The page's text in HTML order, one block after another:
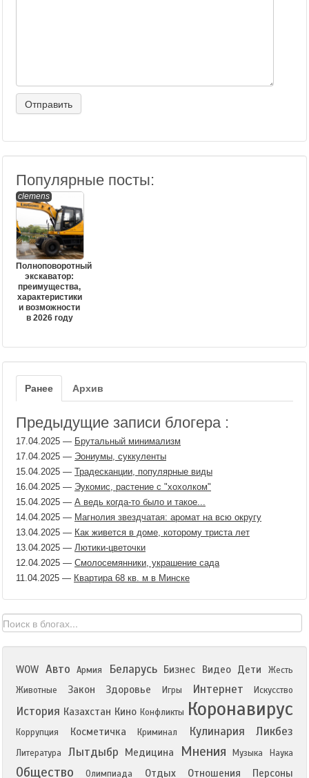
Популярные посты:
clemens
Полноповоротный
экскаватор:
преимущества,
характеристики
и возможности
в 2026 году
Ранее Архив
Предыдущие записи блогера :
17.04.2025 — Брутальный минимализм
17.04.2025 — Эониумы, суккуленты
15.04.2025 — Традесканции, популярные виды
16.04.2025 — Эукомис, растение с "хохолком"
15.04.2025 — А ведь когда-то было и такое...
14.04.2025 — Магнолия звездчатая: аромат на всю округу
13.04.2025 — Как живется в доме, которому триста лет
13.04.2025 — Лютики-цветочки
12.04.2025 — Смолосемянники, украшение сада
11.04.2025 — Квартира 68 кв. м в Минске
WOW Авто Армия Беларусь Бизнес Видео Дети
Жесть
Животные
Закон Здоровье Игры Интернет Искусство
История Казахстан Кино Конфликты Коронавирус
Коррупция Косметичка Криминал Кулинария Ликбез
Литература Лытдыбр Медицина Мнения Музыка Наука
Общество Олимпиада Отдых Отношения Персоны